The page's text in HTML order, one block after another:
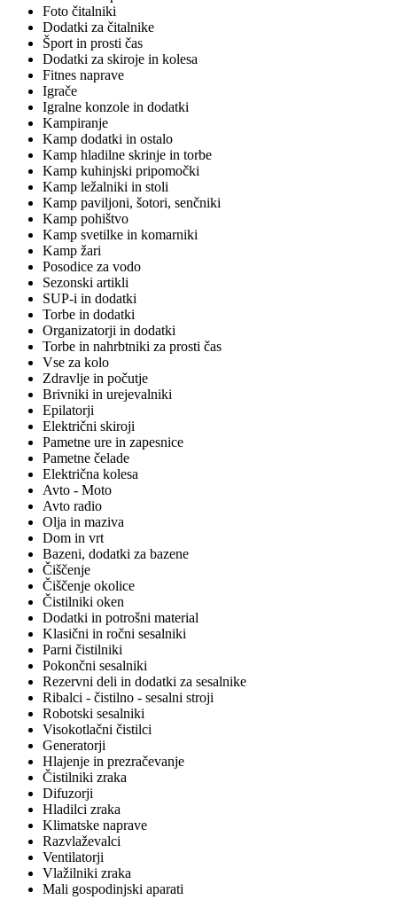
Foto čitalniki
Dodatki za čitalnike
Šport in prosti čas
Dodatki za skiroje in kolesa
Fitnes naprave
Igrače
Igralne konzole in dodatki
Kampiranje
Kamp dodatki in ostalo
Kamp hladilne skrinje in torbe
Kamp kuhinjski pripomočki
Kamp ležalniki in stoli
Kamp paviljoni, šotori, senčniki
Kamp pohištvo
Kamp svetilke in komarniki
Kamp žari
Posodice za vodo
Sezonski artikli
SUP-i in dodatki
Torbe in dodatki
Organizatorji in dodatki
Torbe in nahrbtniki za prosti čas
Vse za kolo
Zdravlje in počutje
Brivniki in urejevalniki
Epilatorji
Električni skiroji
Pametne ure in zapesnice
Pametne čelade
Električna kolesa
Avto - Moto
Avto radio
Olja in maziva
Dom in vrt
Bazeni, dodatki za bazene
Čiščenje
Čiščenje okolice
Čistilniki oken
Dodatki in potrošni material
Klasični in ročni sesalniki
Parni čistilniki
Pokončni sesalniki
Rezervni deli in dodatki za sesalnike
Ribalci - čistilno - sesalni stroji
Robotski sesalniki
Visokotlačni čistilci
Generatorji
Hlajenje in prezračevanje
Čistilniki zraka
Difuzorji
Hladilci zraka
Klimatske naprave
Razvlaževalci
Ventilatorji
Vlažilniki zraka
Mali gospodinjski aparati